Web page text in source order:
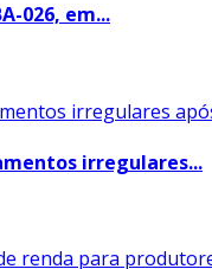
026, em...
irregulares...